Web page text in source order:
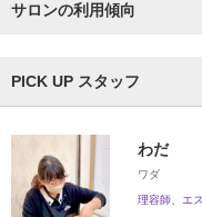
サロンの利用傾向
PICK UP スタッフ
わだ
ワダ
理容師、エ